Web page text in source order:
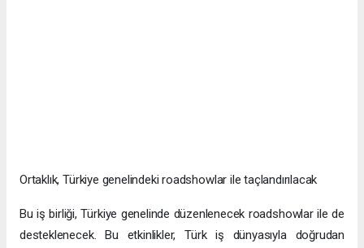
Ortaklık, Türkiye genelindeki roadshowlar ile taçlandırılacak
Bu iş birliği, Türkiye genelinde düzenlenecek roadshowlar ile de
desteklenecek. Bu etkinlikler, Türk iş dünyasıyla doğrudan